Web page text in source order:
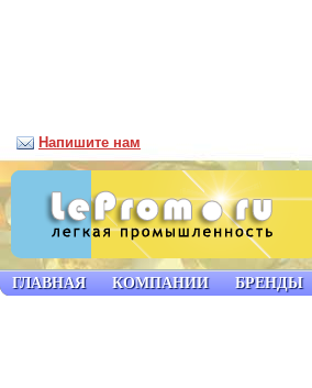
ГЛАВНАЯ КОМПАНИИ БРЕНДЫ
Напишите нам